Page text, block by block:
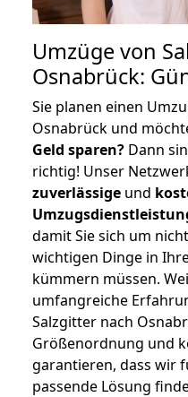
Umzüge von
Osnabrück:
Sie planen einen
Osnabrück und
Geld sparen? Dann
richtig! Unser
zuverlässige und
damit Sie sich um
wichtigen Dinge in
kümmern müssen.
umfangreiche
Salzgitter nach
Größenordnung und
garantieren, dass wir
passende Lösung